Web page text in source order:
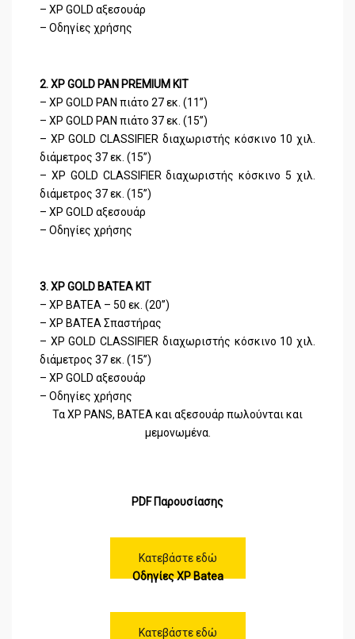
– XP GOLD αξεσουάρ
– Οδηγίες χρήσης
2. XP GOLD PAN PREMIUM KIT
– XP GOLD PAN πιάτο 27 εκ. (11’’)
– XP GOLD PAN πιάτο 37 εκ. (15’’)
– XP GOLD CLASSIFIER διαχωριστής κόσκινο 10 χιλ.
διάμετρος 37 εκ. (15’’)
– XP GOLD CLASSIFIER διαχωριστής κόσκινο 5 χιλ.
διάμετρος 37 εκ. (15’’)
– XP GOLD αξεσουάρ
– Οδηγίες χρήσης
3. XP GOLD BATEA KIT
– XP BATEA – 50 εκ. (20’’)
– XP BATEA Σπαστήρας
– XP GOLD CLASSIFIER διαχωριστής κόσκινο 10 χιλ.
διάμετρος 37 εκ. (15’’)
– XP GOLD αξεσουάρ
– Οδηγίες χρήσης
Τα XP PANS, BATEA και αξεσουάρ πωλούνται και
μεμονωμένα.
PDF Παρουσίασης
Κατεβάστε εδώ
Οδηγίες XP Batea
Κατεβάστε εδώ